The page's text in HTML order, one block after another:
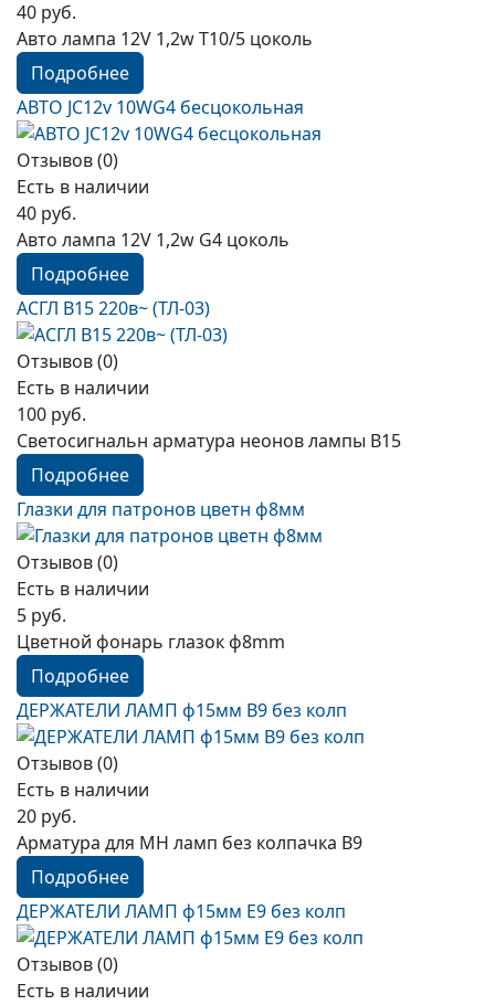
40 руб.
Авто лампа 12V 1,2w T10/5 цоколь
Подробнее
АВТО JC12v 10WG4 бесцокольная
Отзывов (0)
Есть в наличии
40 руб.
Авто лампа 12V 1,2w G4 цоколь
Подробнее
АСГЛ В15 220в~ (ТЛ-03)
Отзывов (0)
Есть в наличии
100 руб.
Светосигнальн арматура неонов лампы B15
Подробнее
Глазки для патронов цветн ф8мм
Отзывов (0)
Есть в наличии
5 руб.
Цветной фонарь глазок ф8mm
Подробнее
ДЕРЖАТЕЛИ ЛАМП ф15мм B9 без колп
Отзывов (0)
Есть в наличии
20 руб.
Арматура для МН ламп без колпачка В9
Подробнее
ДЕРЖАТЕЛИ ЛАМП ф15мм E9 без колп
Отзывов (0)
Есть в наличии